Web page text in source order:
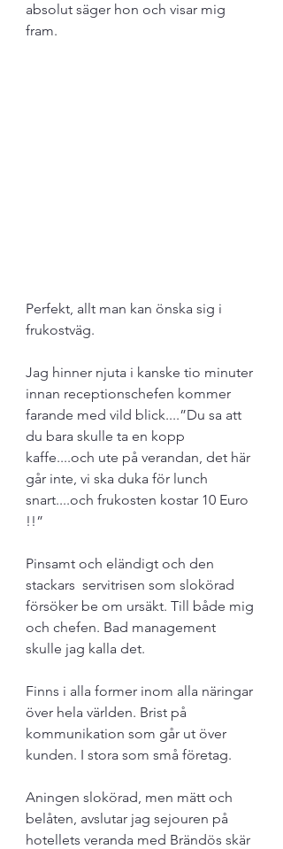
absolut säger hon och visar mig
fram.
Perfekt, allt man kan önska sig i
frukostväg.
Jag hinner njuta i kanske tio minuter
innan receptionschefen kommer
farande med vild blick....”Du sa att
du bara skulle ta en kopp
kaffe....och ute på verandan, det här
går inte, vi ska duka för lunch
snart....och frukosten kostar 10 Euro
!!”
Pinsamt och eländigt och den
stackars  servitrisen som slokörad
försöker be om ursäkt. Till både mig
och chefen. Bad management
skulle jag kalla det.
Finns i alla former inom alla näringar
över hela världen. Brist på
kommunikation som går ut över
kunden. I stora som små företag.
Aningen slokörad, men mätt och
belåten, avslutar jag sejouren på
hotellets veranda med Brändös skär